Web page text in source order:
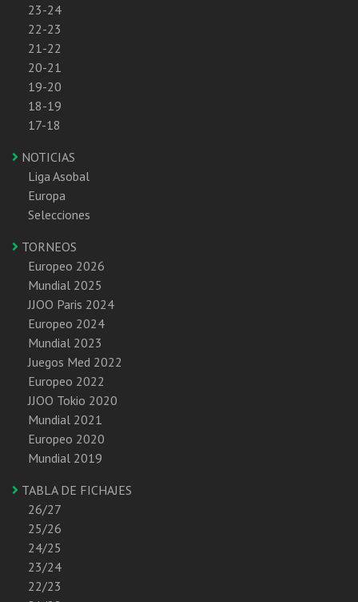
23-24
22-23
21-22
20-21
19-20
18-19
17-18
NOTICIAS
Liga Asobal
Europa
Selecciones
TORNEOS
Europeo 2026
Mundial 2025
JJOO Paris 2024
Europeo 2024
Mundial 2023
Juegos Med 2022
Europeo 2022
JJOO Tokio 2020
Mundial 2021
Europeo 2020
Mundial 2019
TABLA DE FICHAJES
26/27
25/26
24/25
23/24
22/23